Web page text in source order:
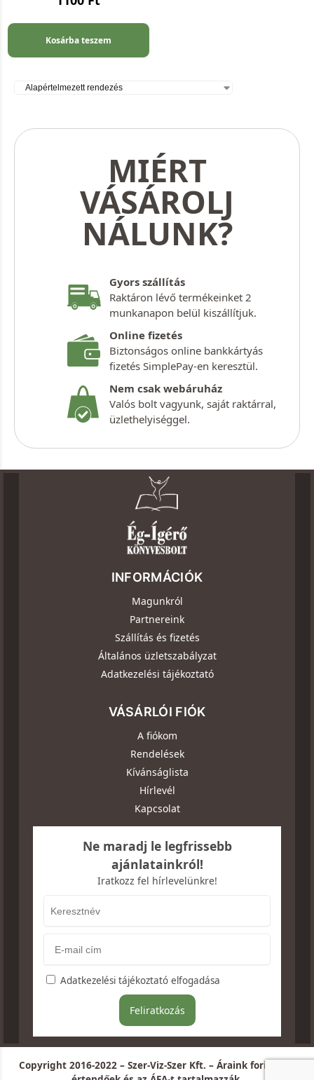
Kosárba teszem
MIÉRT
VÁSÁROLJ
NÁLUNK?
Gyors szállítás
Raktáron lévő termékeinket 2
munkanapon belül kiszállítjuk.
Online fizetés
Biztonságos online bankkártyás
fizetés SimplePay-en keresztül.
Nem csak webáruház
Valós bolt vagyunk, saját raktárral,
üzlethelyiséggel.
INFORMÁCIÓK
Magunkról
Partnereink
Szállítás és fizetés
Általános üzletszabályzat
Adatkezelési tájékoztató
VÁSÁRLÓI FIÓK
A fiókom
Rendelések
Kívánságlista
Hírlevél
Kapcsolat
Ne maradj le legfrissebb
ajánlatainkról!
Iratkozz fel hírlevelünkre!
Adatkezelési tájékoztató elfogadása
Copyright 2016-2022 – Szer-Viz-Szer Kft. – Áraink forintban